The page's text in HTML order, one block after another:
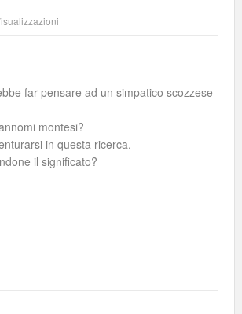
far pensare ad un simpatico scozzese
montesi?
in questa ricerca.
il significato?